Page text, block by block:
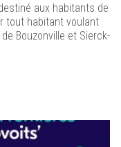
aux habitants de
tout habitant voulant
Bouzonville et Sierck-